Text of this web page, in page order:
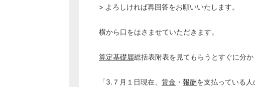
> よろしければ再回答をお願いいたします。
横から口をはさませていただきます。
算定基礎届総括表附表を見てもらうとすぐに分か
「3.７月１日現在、 賃金 ・ 報酬を支払っている人